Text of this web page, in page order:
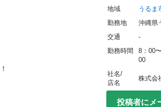
地域
うるま
勤務地
沖縄県
交通
-
勤務時間
8：00
00
社名/
店名
株式会
投稿者にメ